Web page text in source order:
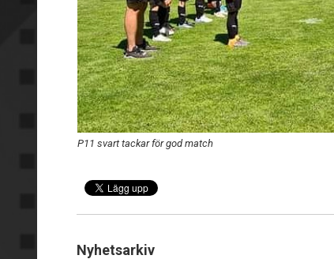
P11 svart tackar för god match
Nyhetsarkiv